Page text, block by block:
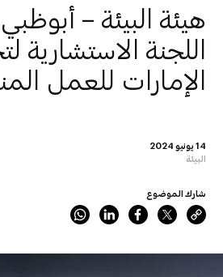
14 يونيو 2024
البيئة
هيئة البيئة –
اللجنة الاستشارية
الإمارات للعمل
شارك الموضوع